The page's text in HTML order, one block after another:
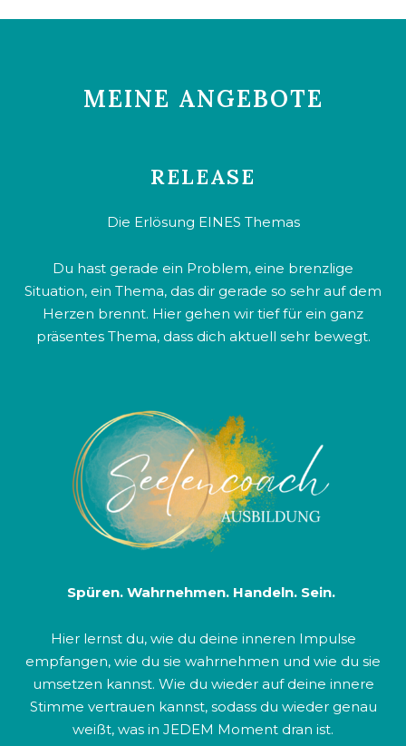
MEINE ANGEBOTE
RELEASE
Die Erlösung EINES Themas
Du hast gerade ein Problem, eine brenzlige
Situation, ein Thema, das dir gerade so sehr auf dem
Herzen brennt. Hier gehen wir tief für ein ganz
präsentes Thema, dass dich aktuell sehr bewegt.
Spüren. Wahrnehmen. Handeln. Sein.
Hier lernst du, wie du deine inneren Impulse
empfangen, wie du sie wahrnehmen und wie du sie
umsetzen kannst. Wie du wieder auf deine innere
Stimme vertrauen kannst, sodass du wieder genau
weißt, was in JEDEM Moment dran ist.